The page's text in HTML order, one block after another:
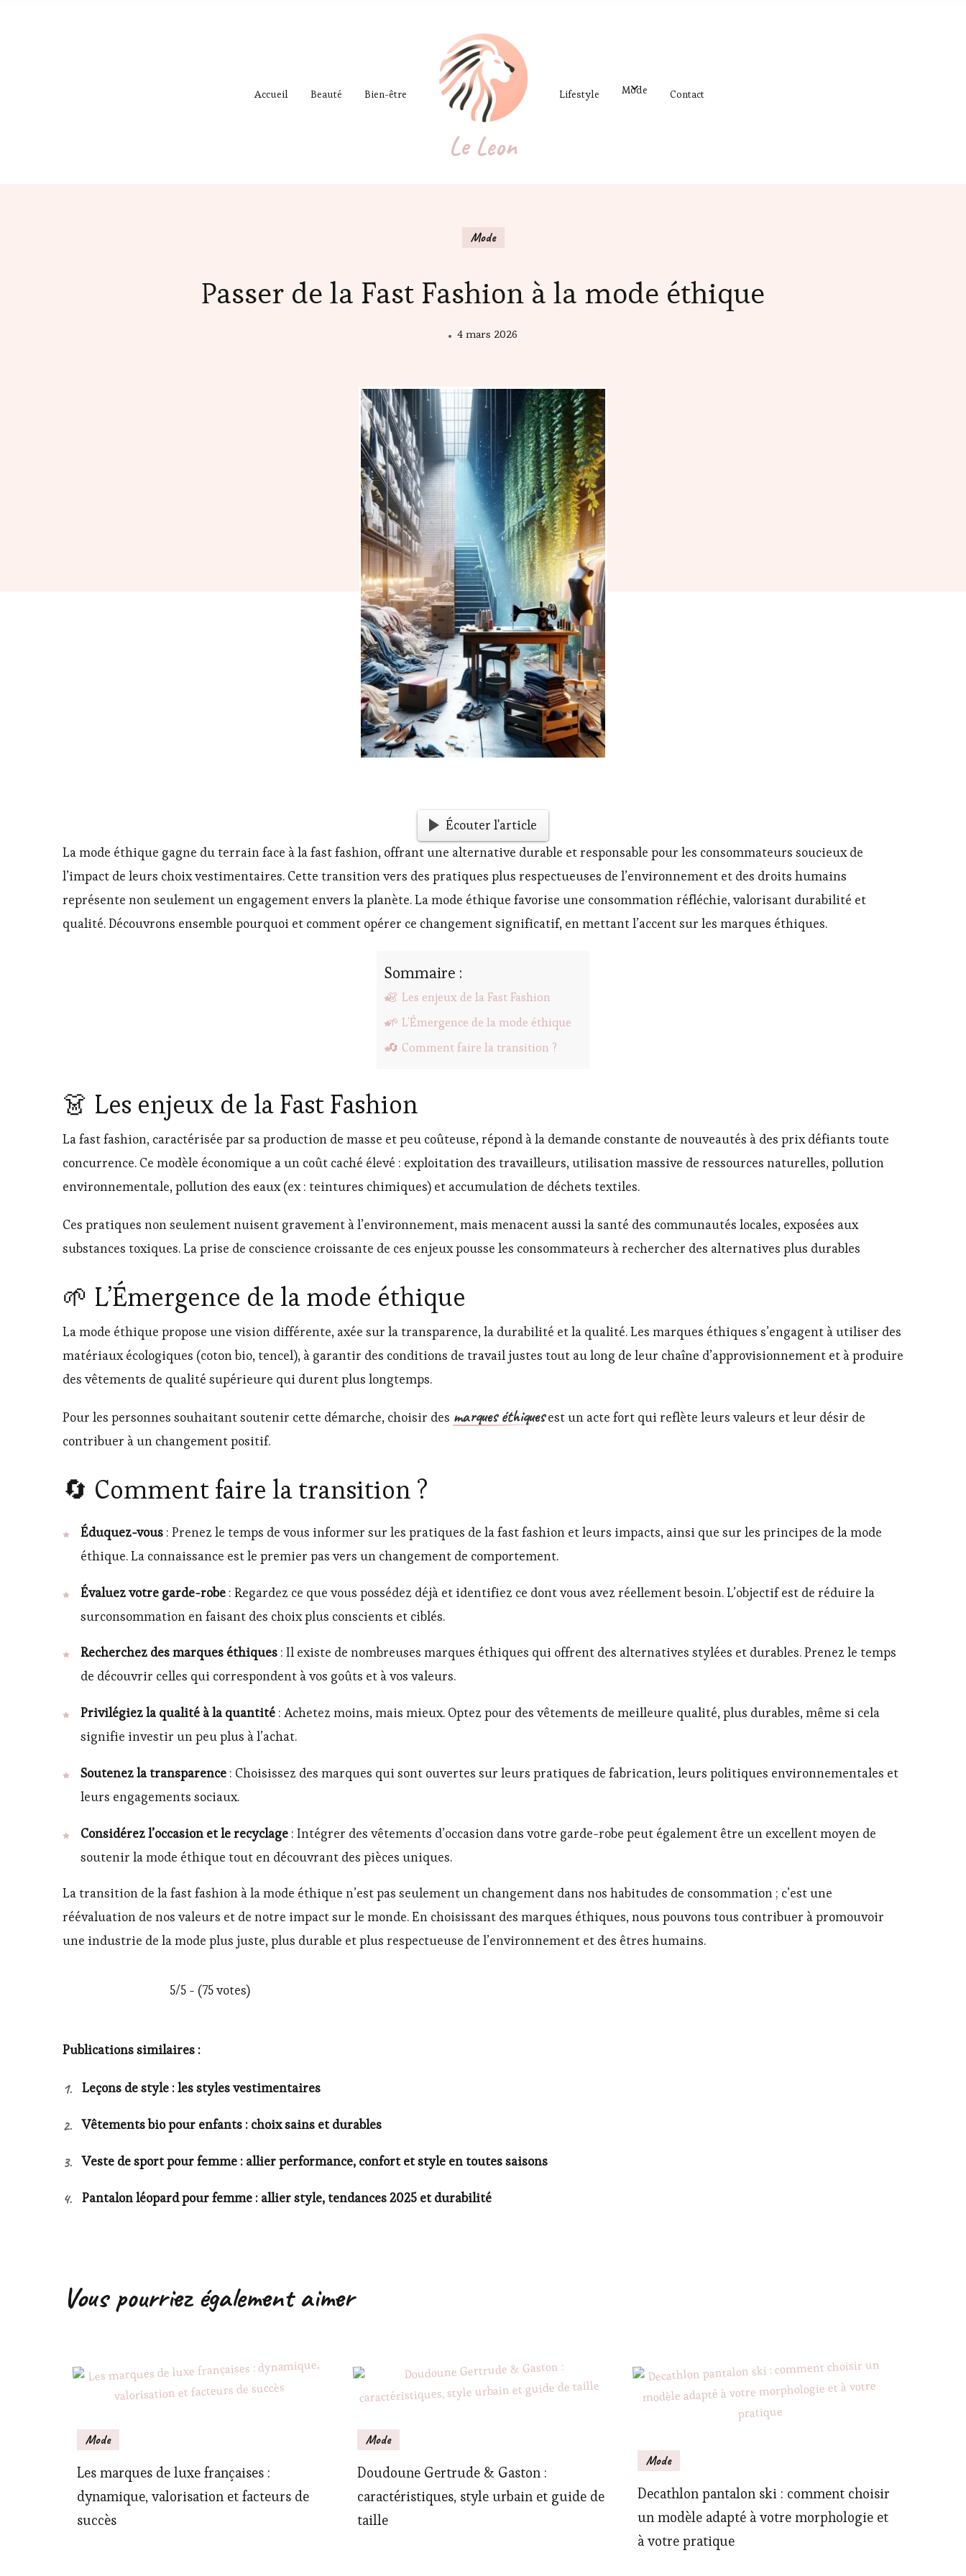
Accueil Beauté Bien-être Lifestyle Mode Contact
Le Leon
Mode
Passer de la Fast Fashion à la mode éthique
4 mars 2026
Écouter l'article
La mode éthique gagne du terrain face à la fast fashion, offrant une alternative durable et responsable pour les consommateurs soucieux de
l’impact de leurs choix vestimentaires. Cette transition vers des pratiques plus respectueuses de l’environnement et des droits humains
représente non seulement un engagement envers la planète. La mode éthique favorise une consommation réfléchie, valorisant durabilité et
qualité. Découvrons ensemble pourquoi et comment opérer ce changement significatif, en mettant l’accent sur les marques éthiques.
Sommaire :
👗 Les enjeux de la Fast Fashion
🌱 L’Émergence de la mode éthique
🔄 Comment faire la transition ?
👗 Les enjeux de la Fast Fashion
La fast fashion, caractérisée par sa production de masse et peu coûteuse, répond à la demande constante de nouveautés à des prix défiants toute
concurrence. Ce modèle économique a un coût caché élevé : exploitation des travailleurs, utilisation massive de ressources naturelles, pollution
environnementale, pollution des eaux (ex : teintures chimiques) et accumulation de déchets textiles.
Ces pratiques non seulement nuisent gravement à l’environnement, mais menacent aussi la santé des communautés locales, exposées aux
substances toxiques. La prise de conscience croissante de ces enjeux pousse les consommateurs à rechercher des alternatives plus durables
🌱 L’Émergence de la mode éthique
La mode éthique propose une vision différente, axée sur la transparence, la durabilité et la qualité. Les marques éthiques s’engagent à utiliser des
matériaux écologiques (coton bio, tencel), à garantir des conditions de travail justes tout au long de leur chaîne d’approvisionnement et à produire
des vêtements de qualité supérieure qui durent plus longtemps.
Pour les personnes souhaitant soutenir cette démarche, choisir des marques éthiquesest un acte fort qui reflète leurs valeurs et leur désir de
contribuer à un changement positif.
🔄 Comment faire la transition ?
Éduquez-vous : Prenez le temps de vous informer sur les pratiques de la fast fashion et leurs impacts, ainsi que sur les principes de la mode
éthique. La connaissance est le premier pas vers un changement de comportement.
Évaluez votre garde-robe : Regardez ce que vous possédez déjà et identifiez ce dont vous avez réellement besoin. L’objectif est de réduire la
surconsommation en faisant des choix plus conscients et ciblés.
Recherchez des marques éthiques : Il existe de nombreuses marques éthiques qui offrent des alternatives stylées et durables. Prenez le temps
de découvrir celles qui correspondent à vos goûts et à vos valeurs.
Privilégiez la qualité à la quantité : Achetez moins, mais mieux. Optez pour des vêtements de meilleure qualité, plus durables, même si cela
signifie investir un peu plus à l’achat.
Soutenez la transparence : Choisissez des marques qui sont ouvertes sur leurs pratiques de fabrication, leurs politiques environnementales et
leurs engagements sociaux.
Considérez l’occasion et le recyclage : Intégrer des vêtements d’occasion dans votre garde-robe peut également être un excellent moyen de
soutenir la mode éthique tout en découvrant des pièces uniques.
La transition de la fast fashion à la mode éthique n’est pas seulement un changement dans nos habitudes de consommation ; c’est une
réévaluation de nos valeurs et de notre impact sur le monde. En choisissant des marques éthiques, nous pouvons tous contribuer à promouvoir
une industrie de la mode plus juste, plus durable et plus respectueuse de l’environnement et des êtres humains.
5/5 - (75 votes)
Publications similaires :
Leçons de style : les styles vestimentaires
Vêtements bio pour enfants : choix sains et durables
Veste de sport pour femme : allier performance, confort et style en toutes saisons
Pantalon léopard pour femme : allier style, tendances 2025 et durabilité
Vous pourriez également aimer
Mode
Les marques de luxe françaises :
dynamique, valorisation et facteurs de
succès
Mode
Doudoune Gertrude & Gaston :
caractéristiques, style urbain et guide de
taille
Mode
Decathlon pantalon ski : comment choisir
un modèle adapté à votre morphologie et
à votre pratique